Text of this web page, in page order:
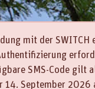
mit der SWITCH
SMS-Code gilt
14. September 2026